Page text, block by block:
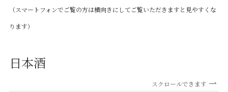
（スマートフォンでご覧の方は横向きにしてご覧いただきますと見やすくな
ります）
日本酒
スクロールできます